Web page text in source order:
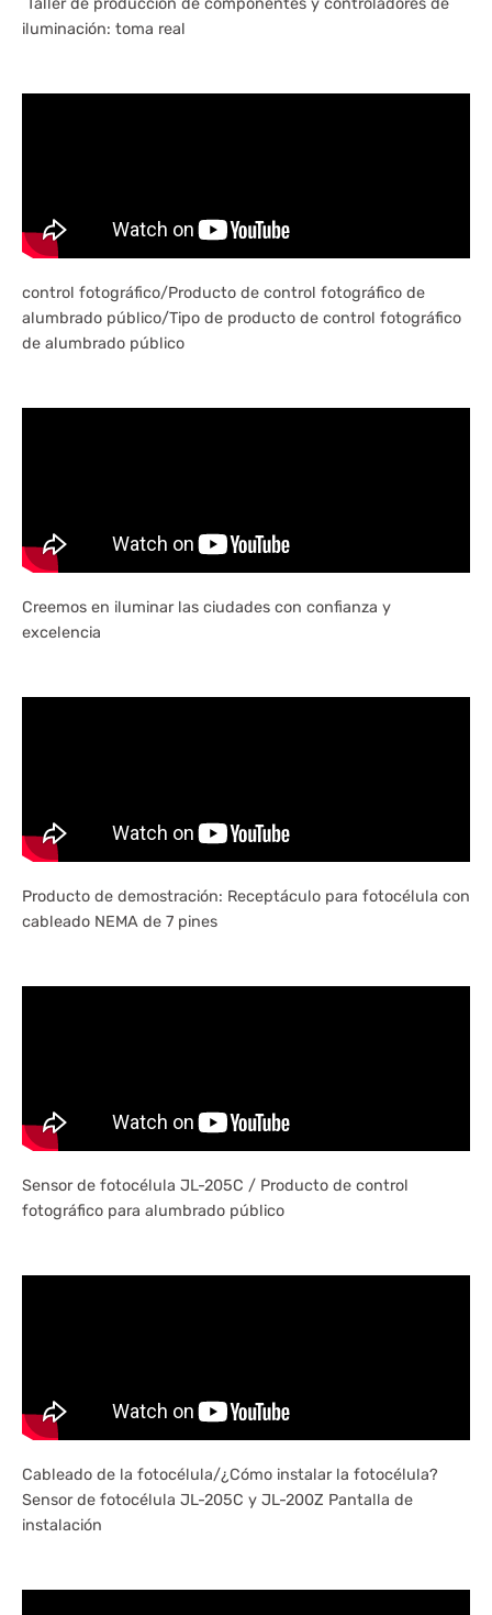
Taller de producción de componentes y controladores de
iluminación: toma real
control fotográfico/Producto de control fotográfico de
alumbrado público/Tipo de producto de control fotográfico
de alumbrado público
Creemos en iluminar las ciudades con confianza y
excelencia
Producto de demostración: Receptáculo para fotocélula con
cableado NEMA de 7 pines
Sensor de fotocélula JL-205C / Producto de control
fotográfico para alumbrado público
Cableado de la fotocélula/¿Cómo instalar la fotocélula?
Sensor de fotocélula JL-205C y JL-200Z Pantalla de
instalación